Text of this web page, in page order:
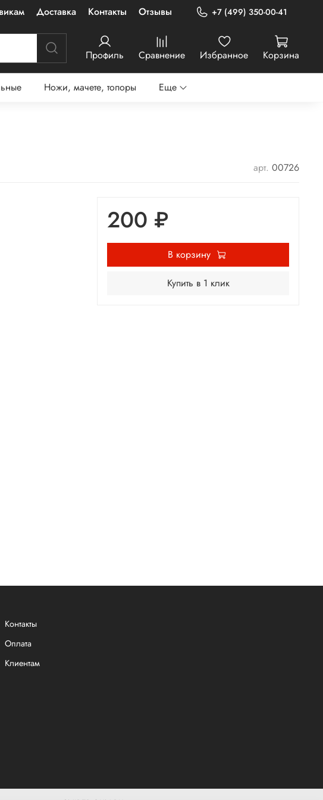
Доставка Контакты Отзывы +7 (499) 350-00-41
Профиль Сравнение Избранное Корзина
Ножи, мачете, топоры Еще
арт. 00726
200 ₽
В корзину
Купить в 1 клик
Контакты
Оплата
Клиентам